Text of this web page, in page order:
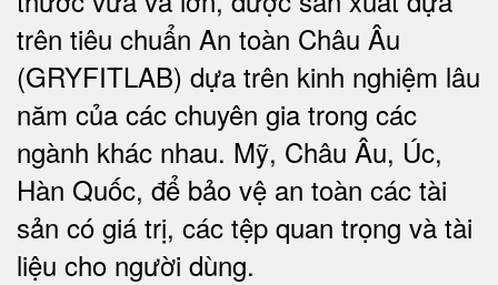
trên tiêu chuẩn An toàn Châu Âu
(GRYFITLAB) dựa trên kinh nghiệm lâu
năm của các chuyên gia trong các
ngành khác nhau. Mỹ, Châu Âu, Úc,
Hàn Quốc, để bảo vệ an toàn các tài
sản có giá trị, các tệp quan trọng và tài
liệu cho người dùng.